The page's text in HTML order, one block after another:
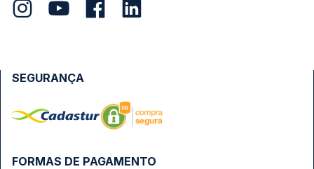
FORMAS DE PAGAMENTO
SEGURANÇA